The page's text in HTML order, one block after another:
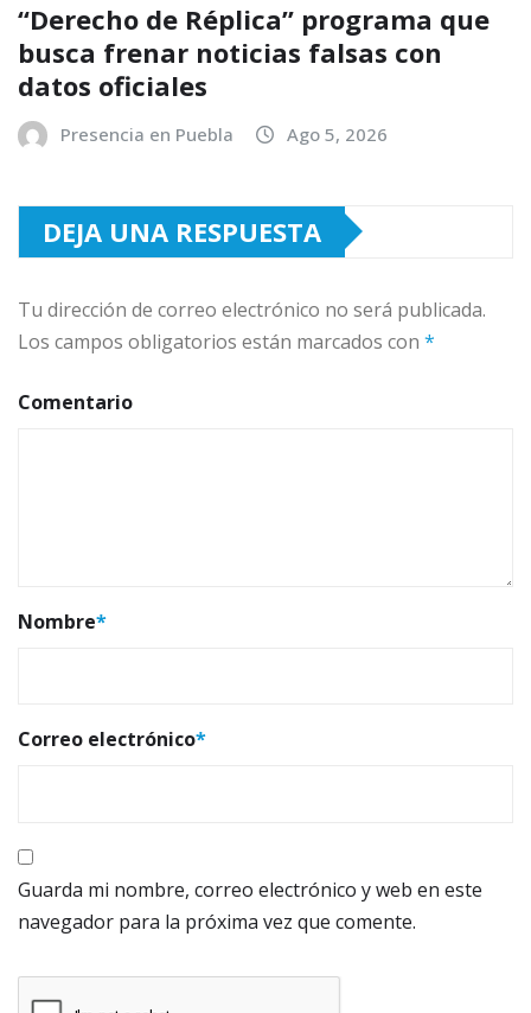
“Derecho de Réplica” programa que
busca frenar noticias falsas con
datos oficiales
Presencia en Puebla Ago 5, 2026
DEJA UNA RESPUESTA
Tu dirección de correo electrónico no será publicada.
Los campos obligatorios están marcados con *
Comentario
Nombre*
Correo electrónico*
Guarda mi nombre, correo electrónico y web en este
navegador para la próxima vez que comente.